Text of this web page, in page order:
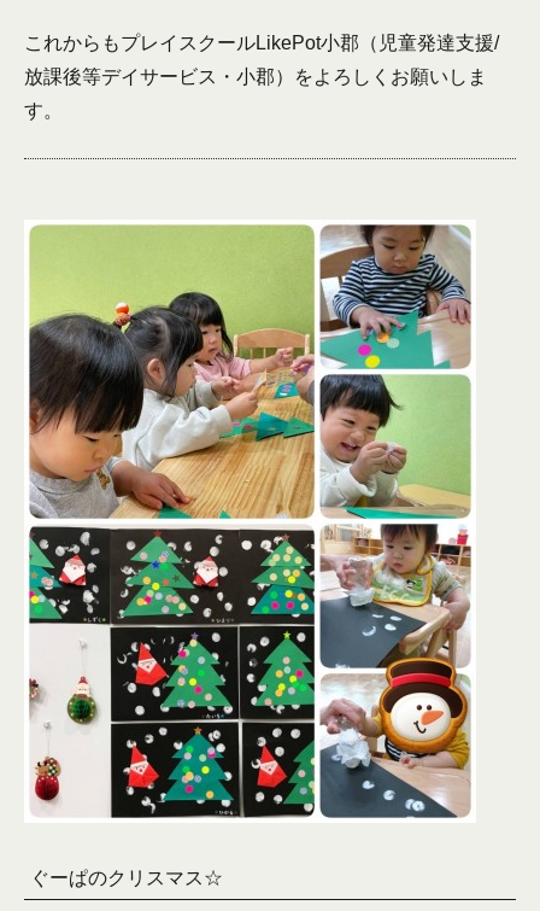
これからもプレイスクールLikePot小郡（児童発達支援/
放課後等デイサービス・小郡）をよろしくお願いしま
す。
ぐーぱのクリスマス☆